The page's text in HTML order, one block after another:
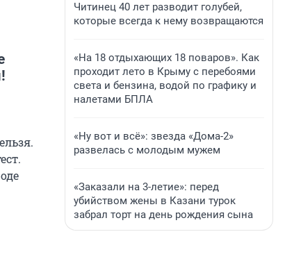
Читинец 40 лет разводит голубей,
которые всегда к нему возвращаются
«На 18 отдыхающих 18 поваров». Как
проходит лето в Крыму с перебоями
света и бензина, водой по графику и
налетами БПЛА
«Ну вот и всё»: звезда «Дома-2»
развелась с молодым мужем
«Заказали на 3-летие»: перед
убийством жены в Казани турок
забрал торт на день рождения сына